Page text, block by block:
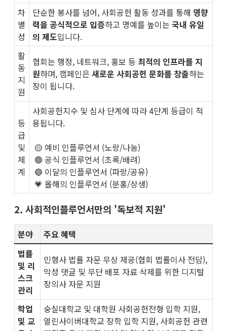
차
별
성
단순한 봉사를 넘어, 사회공헌 활동 성과를 통해 영향
력을 공식적으로 입증하고 명예를 높이는국내 유일
의 제도입니다.
활
동
지
원
협회는 행정, 네트워크, 홍보 등 최적의 인프라를 지
원하며, 캠페인은새로운 사회공헌 문화를 창출하는
장이 됩니다.
등
급
및
체
계
사회공헌지수 및 심사 단계에 따라 4단계 등급이 적
용됩니다.
🟡 예비 인플루언서 (노랑/나눔)
🟢 공식 인플루언서 (초록/배려)
🔵 이달의 인플루언서 (파랑/공유)
💗 올해의 인플루언서 (분홍/상생)
2. 사회적인플루언서만의 '독보적 지원'
분야
주요 혜택
법률
및 리
스크
관리
민형사 법률 자문 무상 제공(협회 법률이사 전담),
악성 댓글 및 무단 배포 자료 삭제를 위한 디지털
장의사 자문 지원
학업
및 교
숭실대학교 및 대학원 사회공헌전형 입학 지원,
열린사이버대학교 장학 입학 지원, 사회공헌 관련